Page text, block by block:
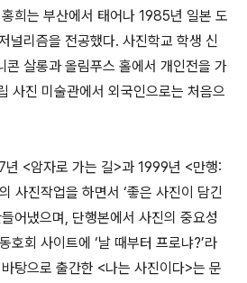
희는 부산에서 태어나 1985년 일본 도
널리즘을 전공했다. 사진학교 학생 신
콘 살롱과 올림푸스 홀에서 개인전을 가
사진 미술관에서 외국인으로는 처음으
년 <암자로 가는 길>과 1999년 <만행:
사진작업을 하면서 ‘좋은 사진이 담긴
어냈으며, 단행본에서 사진의 중요성
회 사이트에 ‘날 때부터 프로냐?’라
탕으로 출간한 <나는 사진이다>는 문